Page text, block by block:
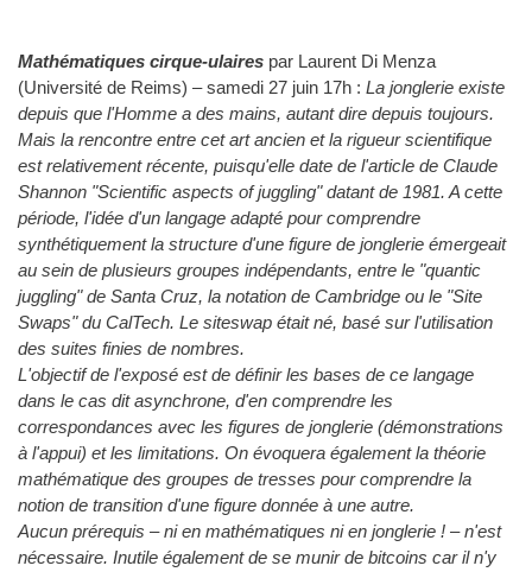
Mathématiques cirque-ulaires par Laurent Di Menza
(Université de Reims) – samedi 27 juin 17h : La jonglerie existe
depuis que l'Homme a des mains, autant dire depuis toujours.
Mais la rencontre entre cet art ancien et la rigueur scientifique
est relativement récente, puisqu'elle date de l'article de Claude
Shannon "Scientific aspects of juggling" datant de 1981. A cette
période, l'idée d'un langage adapté pour comprendre
synthétiquement la structure d'une figure de jonglerie émergeait
au sein de plusieurs groupes indépendants, entre le "quantic
juggling" de Santa Cruz, la notation de Cambridge ou le "Site
Swaps" du CalTech. Le siteswap était né, basé sur l'utilisation
des suites finies de nombres.
L'objectif de l'exposé est de définir les bases de ce langage
dans le cas dit asynchrone, d'en comprendre les
correspondances avec les figures de jonglerie (démonstrations
à l'appui) et les limitations. On évoquera également la théorie
mathématique des groupes de tresses pour comprendre la
notion de transition d'une figure donnée à une autre.
Aucun prérequis – ni en mathématiques ni en jonglerie ! – n'est
nécessaire. Inutile également de se munir de bitcoins car il n'y